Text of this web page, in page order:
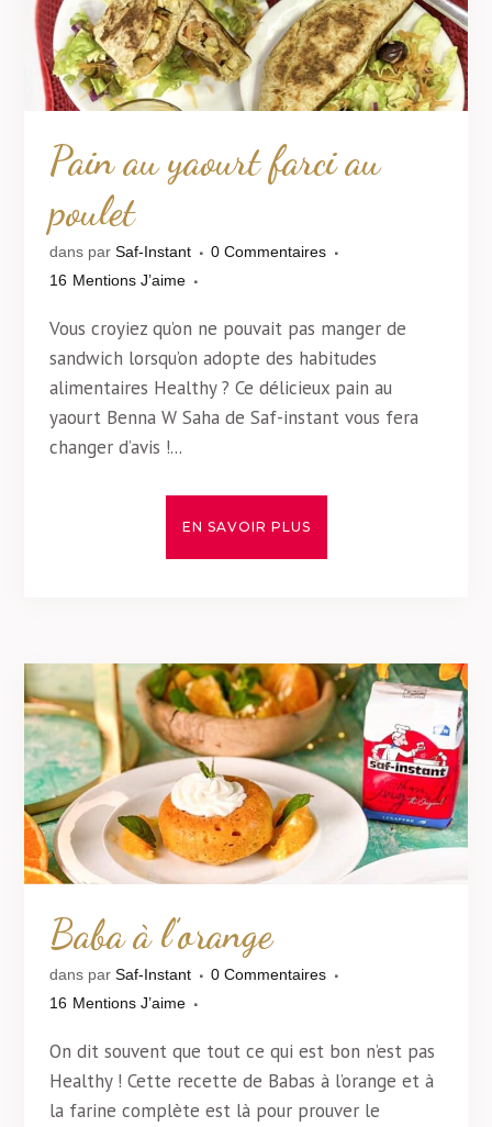
Pain au yaourt farci au
poulet
dans parSaf-Instant
0 Commentaires
16 Mentions J’aime
Vous croyiez qu’on ne pouvait pas manger de
sandwich lorsqu’on adopte des habitudes
alimentaires Healthy ? Ce délicieux pain au
yaourt Benna W Saha de Saf-instant vous fera
changer d’avis !...
EN SAVOIR PLUS
Baba à l’orange
dans parSaf-Instant
0 Commentaires
16 Mentions J’aime
On dit souvent que tout ce qui est bon n’est pas
Healthy ! Cette recette de Babas à l’orange et à
la farine complète est là pour prouver le